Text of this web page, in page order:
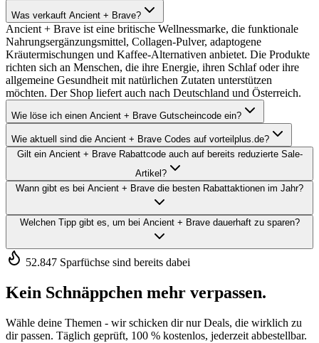
Was verkauft Ancient + Brave?
Ancient + Brave ist eine britische Wellnessmarke, die funktionale
Nahrungsergänzungsmittel, Collagen-Pulver, adaptogene
Kräutermischungen und Kaffee-Alternativen anbietet. Die Produkte
richten sich an Menschen, die ihre Energie, ihren Schlaf oder ihre
allgemeine Gesundheit mit natürlichen Zutaten unterstützen
möchten. Der Shop liefert auch nach Deutschland und Österreich.
Wie löse ich einen Ancient + Brave Gutscheincode ein?
Wie aktuell sind die Ancient + Brave Codes auf vorteilplus.de?
Gilt ein Ancient + Brave Rabattcode auch auf bereits reduzierte Sale-
Artikel?
Wann gibt es bei Ancient + Brave die besten Rabattaktionen im Jahr?
Welchen Tipp gibt es, um bei Ancient + Brave dauerhaft zu sparen?
52.847 Sparfüchse sind bereits dabei
Kein Schnäppchen mehr verpassen.
Wähle deine Themen - wir schicken dir nur Deals, die wirklich zu
dir passen. Täglich geprüft, 100 % kostenlos, jederzeit abbestellbar.